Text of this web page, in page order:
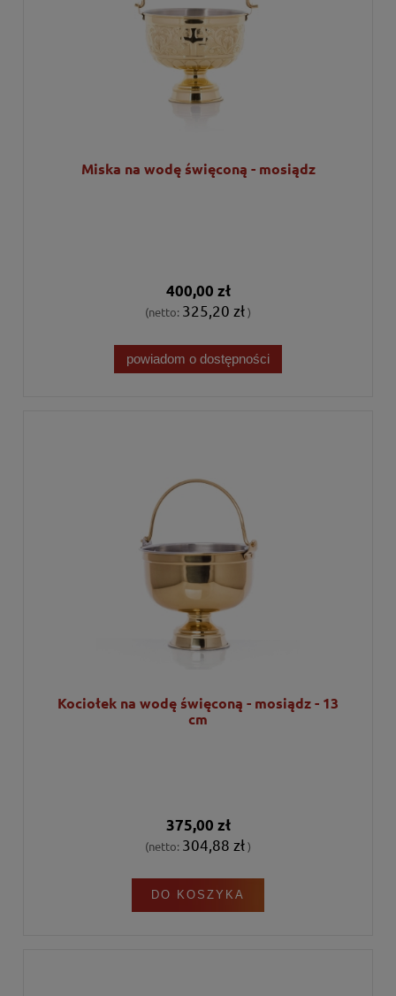
Miska na wodę święconą - mosiądz
400,00 zł
(netto: 325,20 zł)
powiadom o dostępności
Kociołek na wodę święconą - mosiądz - 13
cm
375,00 zł
(netto: 304,88 zł)
DO KOSZYKA